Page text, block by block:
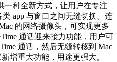
一种全新方式，让用户在专注
app 与窗口之间无缝切换。连
的网络摄像头，可实现更多
通话迎来接力功能，用户可
通话，然后无缝转移到 Mac
新增重大功能，用途更强大。